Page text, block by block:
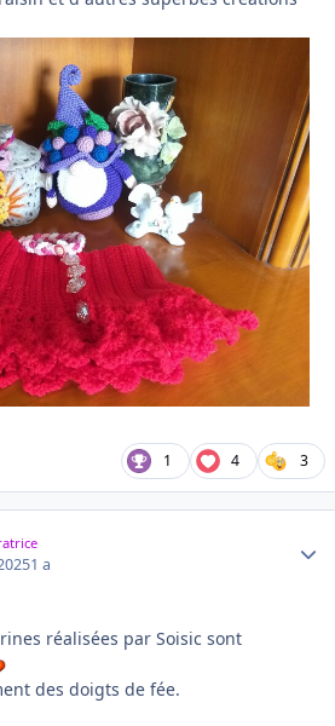
1 4 3
1 a
réalisées par Soisic sont
des doigts de fée.